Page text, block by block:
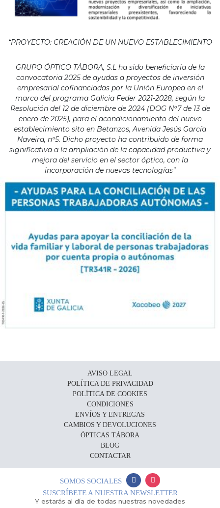
“PROYECTO: CREACIÓN DE UN NUEVO ESTABLECIMIENTO
GRUPO ÓPTICO TÁBORA, S.L ha sido beneficiaria de la
convocatoria 2025 de ayudas a proyectos de inversión
empresarial cofinanciadas por la Unión Europea en el
marco del programa Galicia Feder 2021-2028, según la
Resolución del 12 de diciembre de 2024 (DOG Nº7 de 13 de
enero de 2025), para el acondicionamiento del nuevo
establecimiento sito en Betanzos, Avenida Jesús García
Naveira, nº5. Dicho proyecto ha contribuido de forma
significativa a la ampliación de la capacidad productiva y
mejora del servicio en el sector óptico, con la
incorporación de nuevas tecnologías”
AVISO LEGAL
POLÍTICA DE PRIVACIDAD
POLÍTICA DE COOKIES
CONDICIONES
ENVÍOS Y ENTREGAS
CAMBIOS Y DEVOLUCIONES
ÓPTICAS TÁBORA
BLOG
CONTACTAR
SOMOS SOCIALES
SUSCRÍBETE A NUESTRA NEWSLETTER
Y estarás al día de todas nuestras novedades